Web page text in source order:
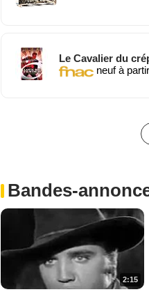
Le Cavalier du
neuf à
Bandes-
2:15